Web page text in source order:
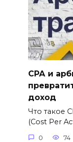
СРА и
доход
Что такое
(Cost Per
0 74